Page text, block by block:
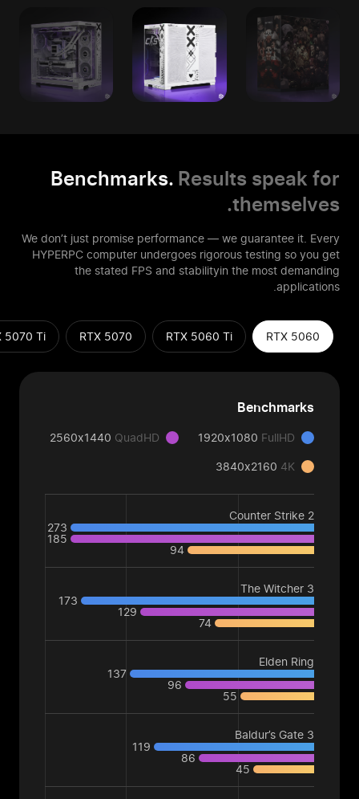
Benchmarks. Results speak for
themselves.
We don’t just promise performance — we guarantee it. Every
HYPERPC computer undergoes rigorous testing so you get
the stated FPS and stabilityin the most demanding
applications.
RTX 5060
RTX 5060 Ti
RTX 5070
5070 Ti
Benchmarks
1920x1080 FullHD
2560x1440 QuadHD
3840x2160 4K
Counter Strike 2
273
185
94
The Witcher 3
173
129
74
Elden Ring
137
96
55
Baldur’s Gate 3
119
86
45